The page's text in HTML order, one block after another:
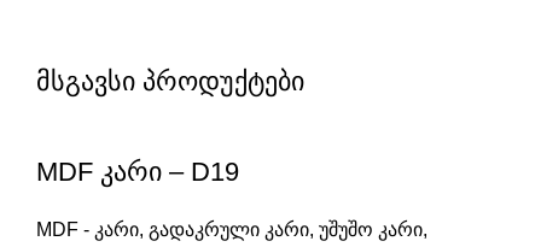
მსგავსი პროდუქტები
MDF კარი – D19
MDF - კარი, გადაკრული კარი, უშუშო კარი,